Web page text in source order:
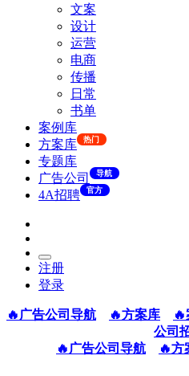
文案
设计
运营
电商
传播
日常
书单
案例库
方案库
热门
专题库
广告公司
导航
4A招聘 官方
注册
登录
🔥广告公司导航 🔥方案库
公司
🔥广告公司导航
🔥方